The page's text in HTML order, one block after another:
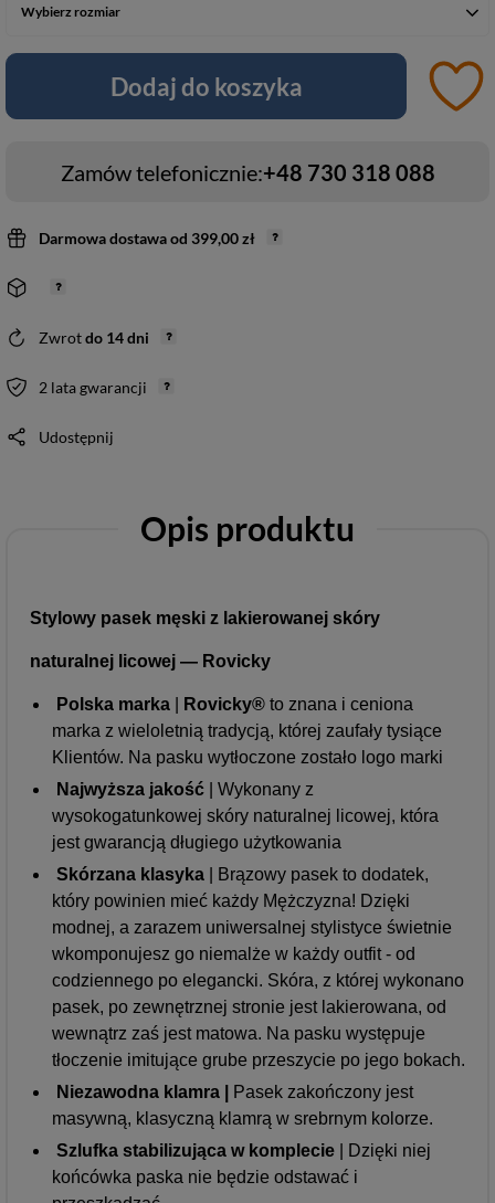
Wybierz rozmiar
Dodaj do koszyka
Zamów telefonicznie:+48 730 318 088
Darmowa dostawaod 399,00 zł
Zwrotdo 14dni
2 lata gwarancji
Udostępnij
Opis produktu
Stylowy pasek męski z lakierowanej skóry
naturalnej licowej — Rovicky
Polska marka Rovicky® to znana i ceniona
marka z wieloletnią tradycją, której zaufały tysiące
Klientów. Na pasku wytłoczone zostało logo marki
Najwyższa jakość
| Wykonany z
wysokogatunkowej skóry naturalnej licowej, która
jest gwarancją długiego użytkowania
Skórzana klasyka
| Brązowy pasek to dodatek,
który powinien mieć każdy Mężczyzna! Dzięki
modnej, a zarazem uniwersalnej stylistyce świetnie
wkomponujesz go niemalże w każdy outfit - od
codziennego po elegancki. Skóra, z której wykonano
pasek, po zewnętrznej stronie jest lakierowana, od
wewnątrz zaś jest matowa. Na pasku występuje
tłoczenie imitujące grube przeszycie po jego bokach.
Niezawodna klamra |
Pasek zakończony jest
masywną, klasyczną klamrą w srebrnym kolorze.
Szlufka stabilizująca w komplecie
| Dzięki niej
końcówka paska nie będzie odstawać i